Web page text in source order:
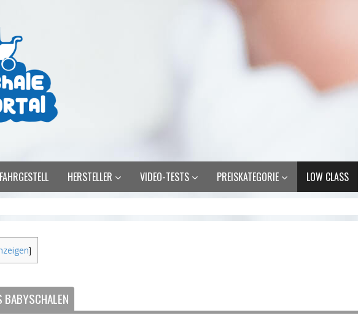
FAHRGESTELL HERSTELLER VIDEO-TESTS PREISKATEGORIE LOW CLASS
]
BABYSCHALEN